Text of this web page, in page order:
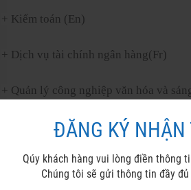
+ Kiểm toán (En)
+ Dịch vụ tài chính ngân hàng(Fr)
+ Quản lý công nghiệp văn hóa và
+ Cung cấp thiết kế và đổi mới (Fr)
+ Chuyển đổi kỹ thuật số trong quản
ĐĂNG KÝ NHẬN
Qúy khách hàng vui lòng điền thông
Chúng tôi sẽ gửi thông tin đầy